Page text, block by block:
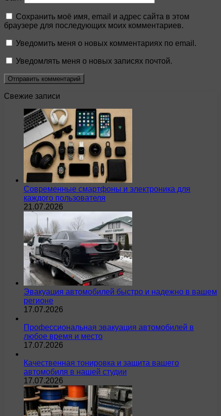
Сохранить моё имя, email и адрес сайта в этом
браузере для последующих моих комментариев.
Уведомить меня о новых комментариях по email.
Уведомлять меня о новых записях почтой.
Свежие записи
Современные смартфоны и электроника для
каждого пользователя
21.07.2026
Эвакуация автомобилей быстро и надежно в вашем
регионе
17.07.2026
Профессиональная эвакуация автомобилей в
любое время и место
17.07.2026
Качественная тонировка и защита вашего
автомобиля в нашей студии
17.07.2026